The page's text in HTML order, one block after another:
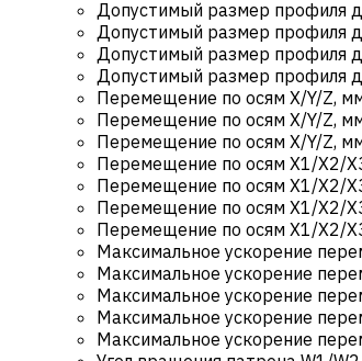
Допустимый размер профиля
Допустимый размер профиля
Допустимый размер профиля
Допустимый размер профиля
Перемещение по осям X/Y/Z,
Перемещение по осям X/Y/Z,
Перемещение по осям X/Y/Z,
Перемещение по осям X1/X2/
Перемещение по осям X1/X2/
Перемещение по осям X1/X2/
Перемещение по осям X1/X2/
Максимальное ускорение
Максимальное ускорение
Максимальное ускорение
Максимальное ускорение
Максимальное ускорение